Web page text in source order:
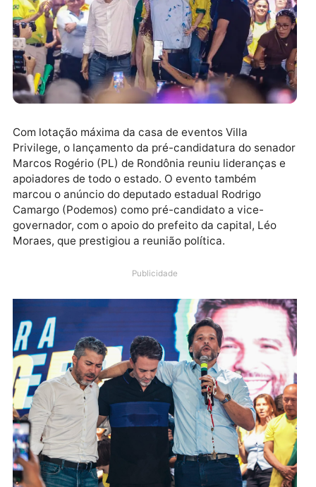
Com lotação máxima da casa de eventos Villa
Privilege, o lançamento da pré-candidatura do
Marcos Rogério (PL) de Rondônia reuniu lideranças
apoiadores de todo o estado. O evento também
governador, com o apoio do prefeito da capital, Léo
Moraes, que prestigiou a reunião política.
Publicidade